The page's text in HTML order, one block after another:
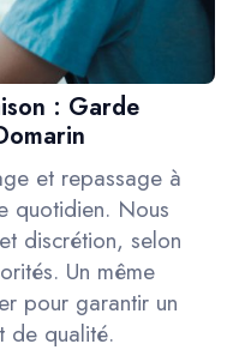
: Garde
et repassage à
quotidien. Nous
discrétion, selon
Un même
pour garantir un
de qualité.